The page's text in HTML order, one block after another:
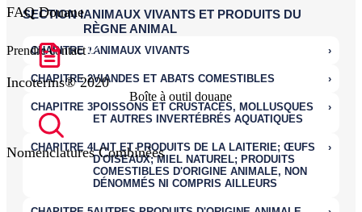
Prendre contact
Boîte à outil douane
FAQ Douane
Incoterms® 2020
Nomenclatures Combinées